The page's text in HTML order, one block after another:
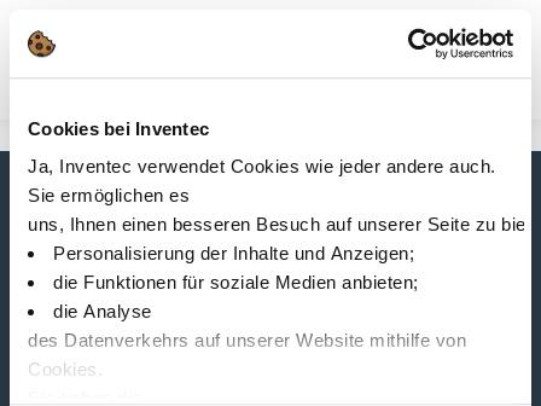
Cookies bei Inventec
Ja, Inventec verwendet Cookies wie jeder andere auch.
Sie ermöglichen es
uns, Ihnen einen besseren Besuch auf unserer Seite zu
Personalisierung der Inhalte und Anzeigen;
die Funktionen für soziale Medien anbieten;
die Analyse
des Datenverkehrs auf unserer Website mithilfe von
Cookies.
Suche
Start
Product Product Category
Analysieren Sie Werkzeuge
Neuigkeiten, Dienstleistungen, Produkte,...
Bleiben Sie mit unserem Newsletter in Verbindung!